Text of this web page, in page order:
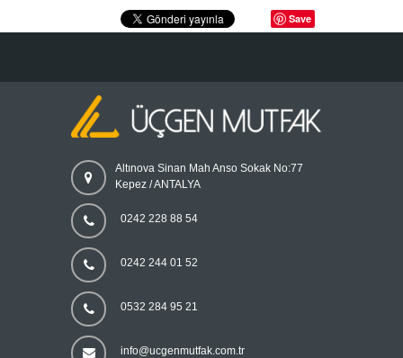
Save
Altınova Sinan Mah Anso Sokak No:77
Kepez / ANTALYA
0242 228 88 54
0242 244 01 52
0532 284 95 21
info@ucgenmutfak.com.tr